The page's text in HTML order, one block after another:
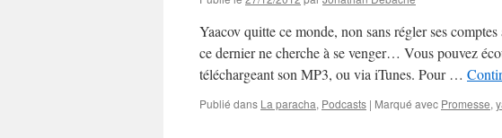
Yaacov quitte ce monde, non sans régler ses
ce dernier ne cherche à se venger… Vous pouvez
téléchargeant son MP3, ou via iTunes. Pour …
Publié dans La paracha, Podcasts | Marqué avec Promesse,